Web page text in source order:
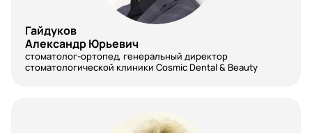
Гайдуков
Александр Юрьевич
стоматолог-ортопед, генеральный директор
стоматологической клиники Cosmic Dental & Beauty